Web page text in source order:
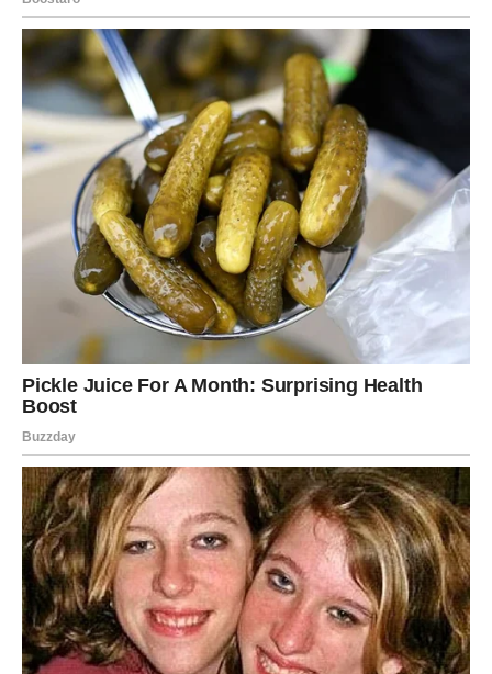
Zaključak je jasan: jutarnja rutina nije bezazlena, već
predstavlja ključan trenutak koji oblikuje čitav dan. Ako ga
počnemo u haosu, tijelo to pamti. Ako ga počnemo u
miru, i to pamti. Promjenom jutarnjih navika mijenjamo i
način na koji se osjećamo u sopstvenoj koži.
Umjesto da budimo tijelo stresom i informacijama koje
nas zatrpavaju već na prazan stomak, možemo izabrati
mir. Nekoliko minuta tišine, čaša vode i svjesni udah
vredniji su od desetina notifikacija. To nije sitna promjena
– to je način da vratimokontrolu nad sopstvenim
životomod prvog trenutka dana.